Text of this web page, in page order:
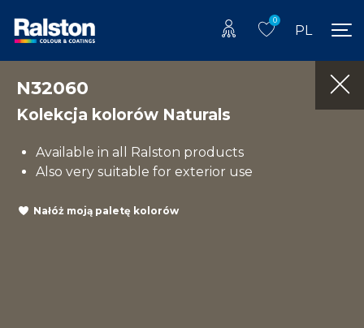
0
PL
N32060
Kolekcja kolorów Naturals
Available in all Ralston products
Also very suitable for exterior use
Nałóż moją paletę kolorów